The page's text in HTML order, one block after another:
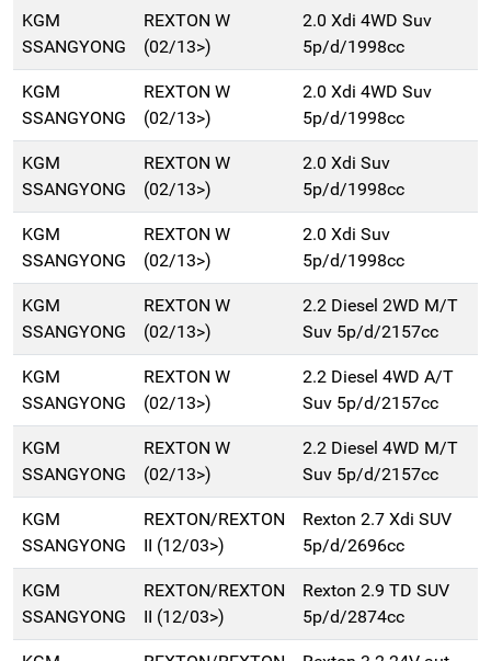
KGM
SSANGYONG
REXTON W
(02/13>)
2.0 Xdi 4WD Suv
5p/d/1998cc
KGM
SSANGYONG
REXTON W
(02/13>)
2.0 Xdi 4WD Suv
5p/d/1998cc
KGM
SSANGYONG
REXTON W
(02/13>)
2.0 Xdi Suv
5p/d/1998cc
KGM
SSANGYONG
REXTON W
(02/13>)
2.0 Xdi Suv
5p/d/1998cc
KGM
SSANGYONG
REXTON W
(02/13>)
2.2 Diesel 2WD M/T
Suv 5p/d/2157cc
KGM
SSANGYONG
REXTON W
(02/13>)
2.2 Diesel 4WD A/T
Suv 5p/d/2157cc
KGM
SSANGYONG
REXTON W
(02/13>)
2.2 Diesel 4WD M/T
Suv 5p/d/2157cc
KGM
SSANGYONG
REXTON/REXTON
II (12/03>)
Rexton 2.7 Xdi SUV
5p/d/2696cc
KGM
SSANGYONG
REXTON/REXTON
II (12/03>)
Rexton 2.9 TD SUV
5p/d/2874cc